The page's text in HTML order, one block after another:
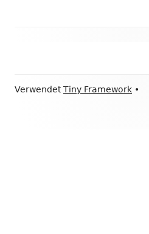
Seitenleiste
Footer
VerwendetTiny Framework •